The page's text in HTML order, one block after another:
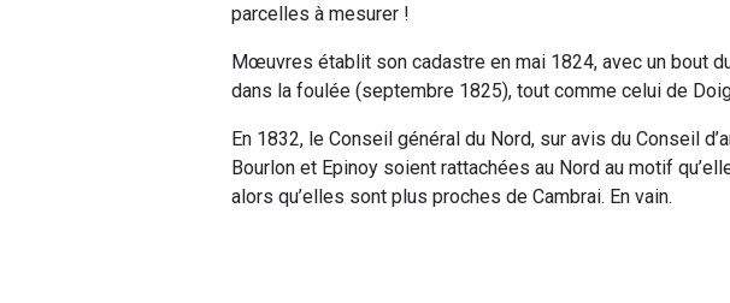
parcelles à mesurer !
Mœuvres établit son cadastre en mai 1824, avec un bout
dans la foulée (septembre 1825), tout comme celui de
En 1832, le Conseil général du Nord, sur avis du Conseil
Bourlon et Epinoy soient rattachées au Nord au motif
alors qu’elles sont plus proches de Cambrai. En vain.